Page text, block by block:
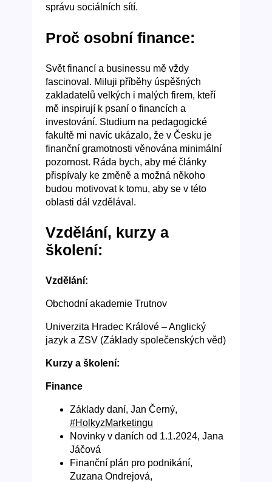
správu sociálních sítí.
Proč osobní finance:
Svět financí a businessu mě vždy
fascinoval. Miluji příběhy úspěšných
zakladatelů velkých i malých firem, kteří
mě inspirují k psaní o financích a
investování. Studium na pedagogické
fakultě mi navíc ukázalo, že v Česku je
finanční gramotnosti věnována minimální
pozornost. Ráda bych, aby mé články
přispívaly ke změně a možná někoho
budou motivovat k tomu, aby se v této
oblasti dál vzdělával.
Vzdělání, kurzy a
školení:
Vzdělání:
Obchodní akademie Trutnov
Univerzita Hradec Králové – Anglický
jazyk a ZSV (Základy společenských věd)
Kurzy a školení:
Finance
Základy daní, Jan Černý,
#HolkyzMarketingu
Novinky v daních od 1.1.2024, Jana
Jáčová
Finanční plán pro podnikání,
Zuzana Ondrejová,